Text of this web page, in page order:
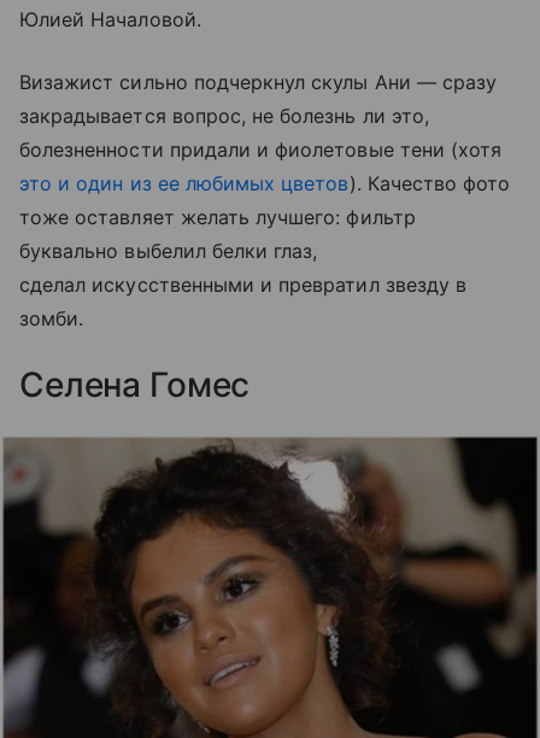
Юлией Началовой.
Визажист сильно подчеркнул скулы Ани — сразу
закрадывается вопрос, не болезнь ли это,
болезненности придали и фиолетовые тени (хотя
это и один из ее любимых цветов). Качество фото
тоже оставляет желать лучшего: фильтр
буквально выбелил белки глаз,
сделал искусственными и превратил звезду в
зомби.
Селена Гомес